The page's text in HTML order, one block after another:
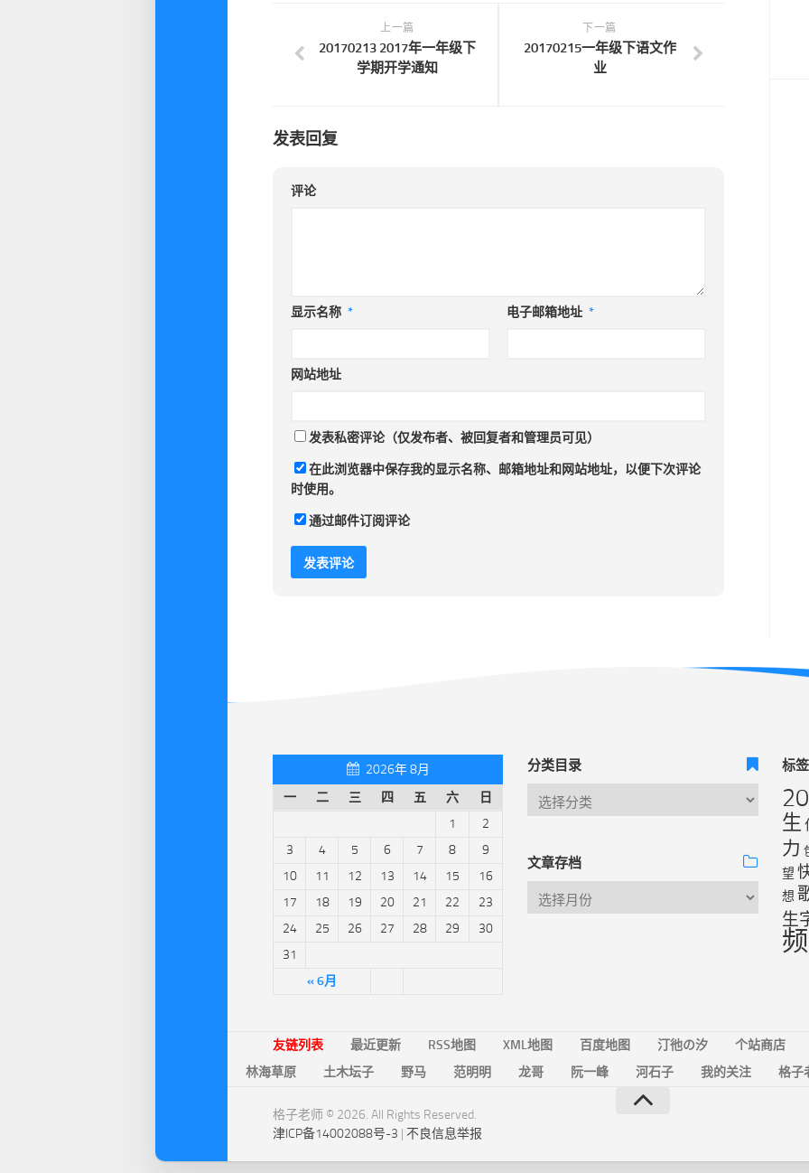
下一篇
20170215一年级下语文作
业
上一篇
20170213 2017年一年级下
学期开学通知
发表回复
评论
显示名称 * 电子邮箱地址 *
网站地址
发表私密评论（仅发布者、被回复者和管理员可见）
在此浏览器中保存我的显示名称、邮箱地址和网站地址，以便下次评论
时使用。
通过邮件订阅评论
2026年 8月
一
二 三 四 五 六 日
« 6月
1
2
3
4 5 6 7 8
9
10
11 12 13 14 15
16
17
18 19 20 21 22
23
24
25 26 27 28 29
30
31
分类目录
文章存档
标
生
力
望
想
生
频
友链列表 最近更新 RSS地图 XML地图 百度地图 汀彵の汐
个站商店
林海草原
土木坛子 野马 范明明 龙哥 阮一峰 河石子 我的关注 格子
格子老师 © 2026. All Rights Reserved.
津ICP备14002088号-3 | 不良信息举报